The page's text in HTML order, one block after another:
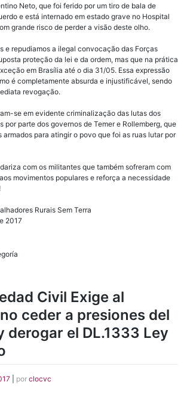
Neto, que foi ferido por um tiro de bala de
e está internado em estado grave no Hospital
grande risco de perder a visão deste olho.
e repudiamos a ilegal convocação das Forças
proteção da lei e da ordem, mas que na prática
em Brasília até o dia 31/05. Essa expressão
é completamente absurda e injustificável, sendo
revogação.
se em evidente criminalização das lutas dos
por parte dos governos de Temer e Rollemberg, que
armados para atingir o povo que foi as ruas lutar por
com os militantes que também sofreram com
movimentos populares e reforça a necessidade
Rurais Sem Terra
2017
Civil Exige al
ceder a presiones del
derogar el DL.1333 Ley
por clocvc